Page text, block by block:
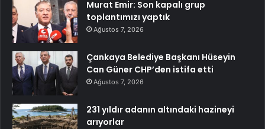
Murat Emir: Son kapalı grup
toplantımızı yaptık
Ağustos 7, 2026
Çankaya Belediye Başkanı Hüseyin
Can Güner CHP’den istifa etti
Ağustos 7, 2026
231 yıldır adanın altındaki hazineyi
arıyorlar